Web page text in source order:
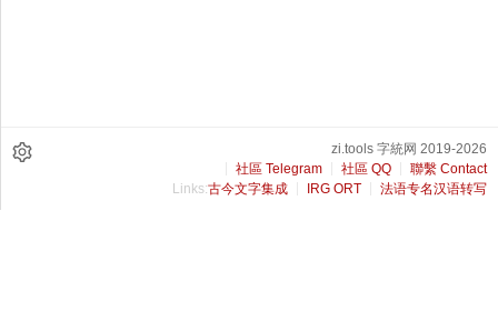
zi.tools 字統网 2019-2026
社區 Telegram
社區 QQ
聯繫 Contact
Links:古今文字集成 IRG ORT 法语专名汉语转写